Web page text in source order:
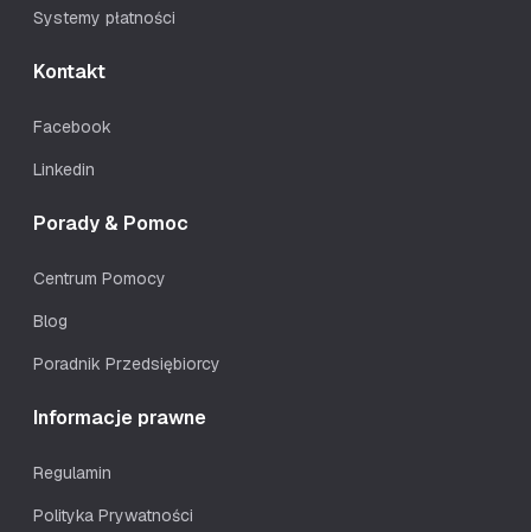
Systemy płatności
Kontakt
Facebook
Linkedin
Porady & Pomoc
Centrum Pomocy
Blog
Poradnik Przedsiębiorcy
Informacje prawne
Regulamin
Polityka Prywatności